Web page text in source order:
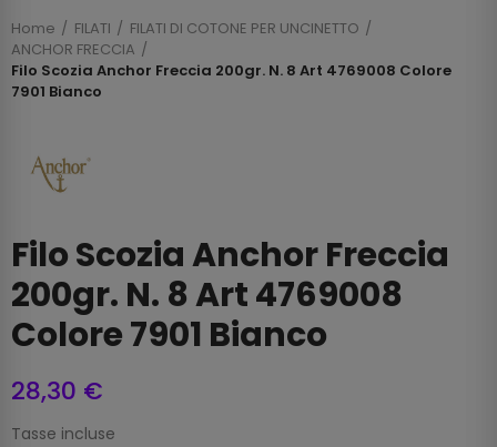
Home FILATI
FILATI DI COTONE PER UNCINETTO
ANCHOR FRECCIA
Filo Scozia Anchor Freccia 200gr. N. 8 Art 4769008 Colore
7901 Bianco
Filo Scozia Anchor Freccia
200gr. N. 8 Art 4769008
Colore 7901 Bianco
28,30 €
Tasse incluse